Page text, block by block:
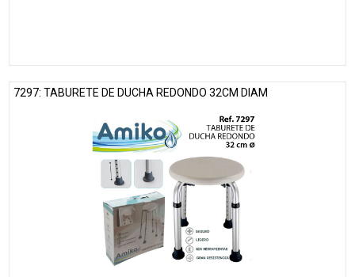
7297: TABURETE DE DUCHA REDONDO 32CM DIAM